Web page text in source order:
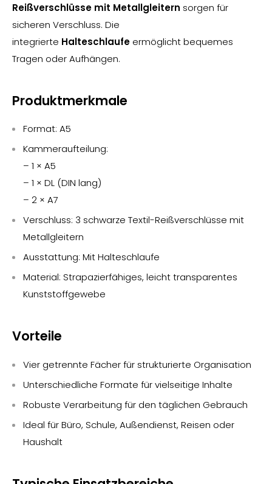
Reißverschlüsse mit Metallgleitern sorgen für
sicheren Verschluss. Die
integrierte Halteschlaufe ermöglicht bequemes
Tragen oder Aufhängen.
Produktmerkmale
Format: A5
Kammeraufteilung:
– 1 × A5
– 1 × DL (DIN lang)
– 2 × A7
Verschluss: 3 schwarze Textil-Reißverschlüsse mit
Metallgleitern
Ausstattung: Mit Halteschlaufe
Material: Strapazierfähiges, leicht transparentes
Kunststoffgewebe
Vorteile
Vier getrennte Fächer für strukturierte Organisation
Unterschiedliche Formate für vielseitige Inhalte
Robuste Verarbeitung für den täglichen Gebrauch
Ideal für Büro, Schule, Außendienst, Reisen oder
Haushalt